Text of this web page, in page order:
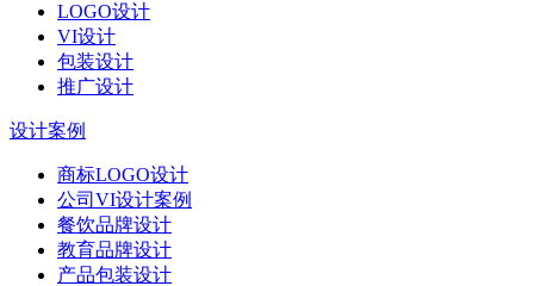
LOGO设计
VI设计
包装设计
推广设计
设计案例
商标LOGO设计
公司VI设计案例
餐饮品牌设计
教育品牌设计
产品包装设计